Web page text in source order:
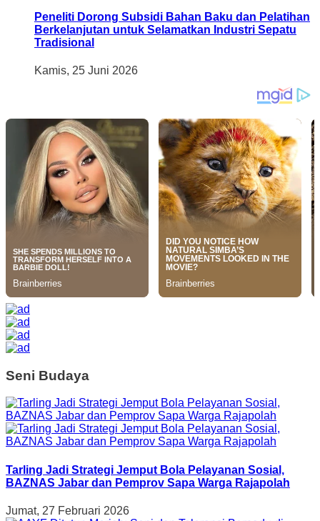
Peneliti Dorong Subsidi Bahan Baku dan Pelatihan
Berkelanjutan untuk Selamatkan Industri Sepatu
Tradisional
Kamis, 25 Juni 2026
Seni Budaya
Tarling Jadi Strategi Jemput Bola Pelayanan Sosial,
BAZNAS Jabar dan Pemprov Sapa Warga Rajapolah
Jumat, 27 Februari 2026